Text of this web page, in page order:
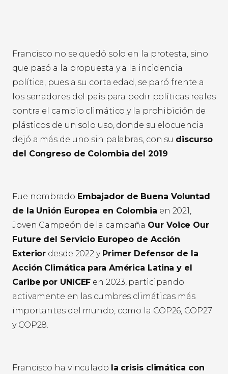
Francisco no se quedó solo en la protesta, sino
que pasó a la propuesta y a la incidencia
política, pues a su corta edad, se paró frente a
los senadores del país para pedir políticas reales
contra el cambio climático y la prohibición de
plásticos de un solo uso, donde su elocuencia
dejó a más de uno sin palabras, con su discurso
del Congreso de Colombia del 2019
Fue nombrado Embajador de Buena Voluntad
de la Unión Europea en Colombia en 2021,
Joven Campeón de la campaña Our Voice Our
Future del Servicio Europeo de Acción
Exterior desde 2022 y Primer Defensor de la
Acción Climática para América Latina y el
Caribe por UNICEF en 2023, participando
activamente en las cumbres climáticas más
importantes del mundo, como la COP26, COP27
y COP28.
Francisco ha vinculado la crisis climática con